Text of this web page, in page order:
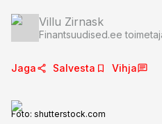
Villu Zirnask
Finantsuudised.ee
Jaga Salvesta Vihja
Foto: shutterstock.com